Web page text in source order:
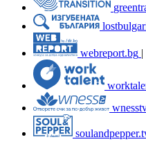
webreport.bg